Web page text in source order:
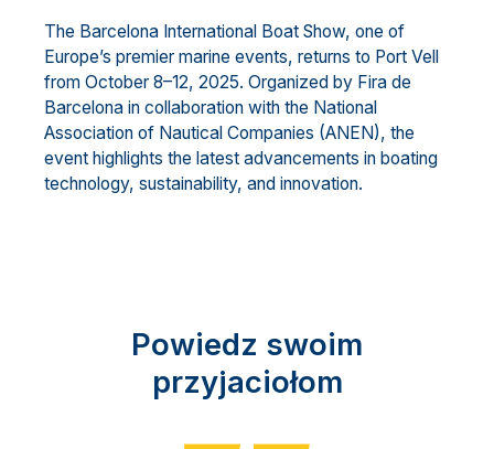
The Barcelona International Boat Show, one of
Europe’s premier marine events, returns to Port Vell
from October 8–12, 2025. Organized by Fira de
Barcelona in collaboration with the National
Association of Nautical Companies (ANEN), the
event highlights the latest advancements in boating
technology, sustainability, and innovation.
Powiedz swoim
przyjaciołom